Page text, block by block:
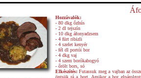
Hozzávalók:
- 80 dkg őzhús
- 2 dl tejszín
- 10 dkg áfonyadzsem
- 4 fürt ribizli
- 4 szelet kenyér
- fél dl portói bor
- 4 dkg vaj
- 4 szem borókabogyó
- őrölt bors, só
Elkészítés: Futassuk meg a vajban az
öntsük rá a bort. Amikor a bor